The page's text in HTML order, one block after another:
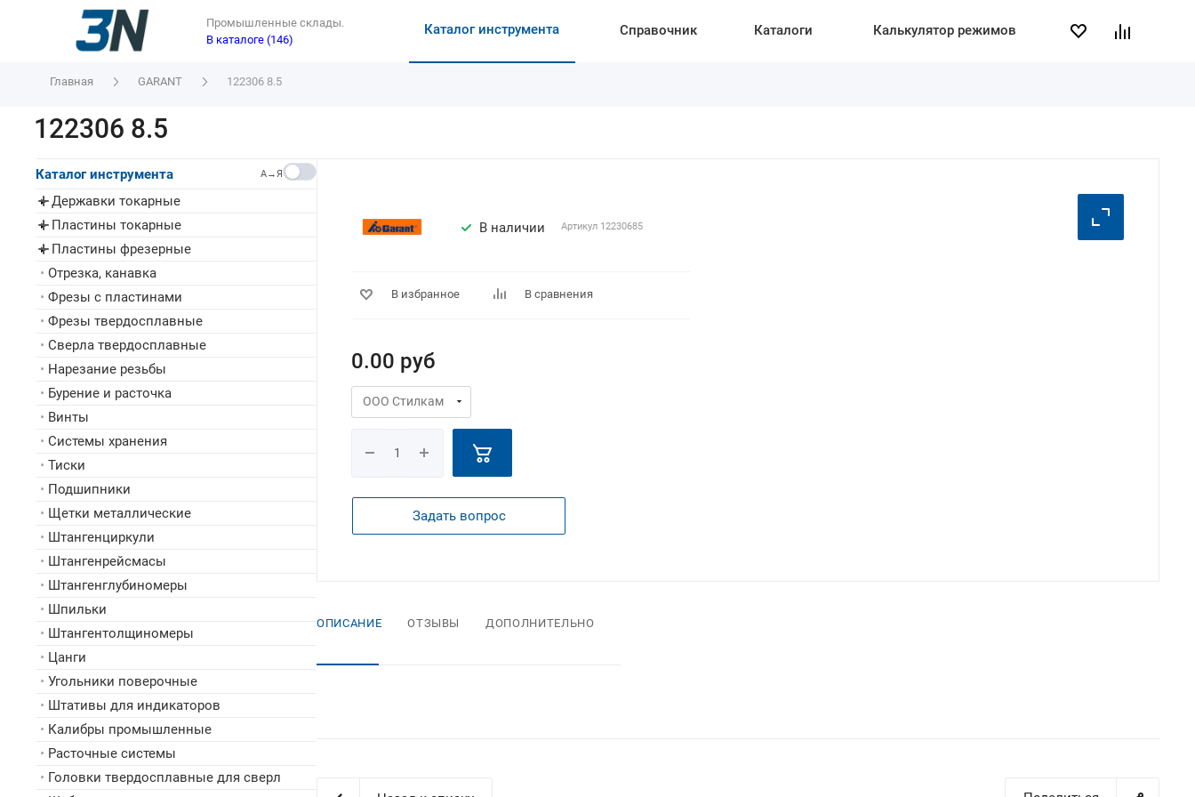
Промышленные склады.
В каталоге (146)
Каталог инструмента Справочник Каталоги Калькулятор режимов
Главная GARANT 122306 8.5
122306 8.5
В наличии Артикул 12230685
В избранное В сравнения
0.00 руб
Задать вопрос
ОПИСАНИЕ ОТЗЫВЫ ДОПОЛНИТЕЛЬНО
Каталог инструмента A→Я
▸ Державки токарные
▸ Пластины токарные
▸ Пластины фрезерные
• Отрезка, канавка
• Фрезы с пластинами
• Фрезы твердосплавные
• Сверла твердосплавные
• Нарезание резьбы
• Бурение и расточка
• Винты
• Системы хранения
• Тиски
• Подшипники
• Щетки металлические
• Штангенциркули
• Штангенрейсмасы
• Штангенглубиномеры
• Шпильки
• Штангентолщиномеры
• Цанги
• Угольники поверочные
• Штативы для индикаторов
• Калибры промышленные
• Расточные системы
• Головки твердосплавные для сверл